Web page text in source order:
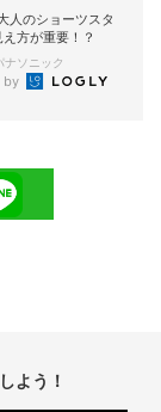
人のショーツスタ
方が重要！？
ナソニック
by
よう！